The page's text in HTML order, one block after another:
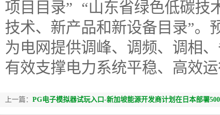
项目目录” “山东省绿色低碳技
技术、新产品和新设备目录”。
为电网提供调峰、调频、调相
有效支撑电力系统平稳、高效
上一篇： PG电子模拟器试玩入口-新加坡能源开发商计划在日本部署